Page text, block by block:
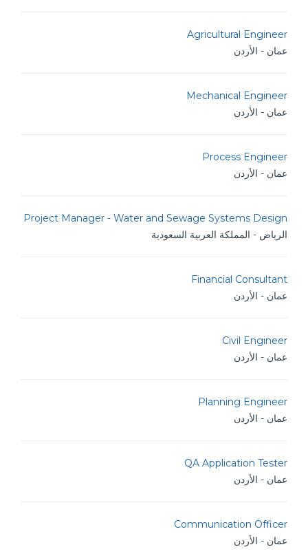
Agricultural Engineer
عمان - الأردن
Mechanical Engineer
عمان - الأردن
Process Engineer
عمان - الأردن
Project Manager - Water and Sewage Systems Design
الرياض - المملكة العربية السعودية
Financial Consultant
عمان - الأردن
Civil Engineer
عمان - الأردن
Planning Engineer
عمان - الأردن
QA Application Tester
عمان - الأردن
Communication Officer
عمان - الأردن